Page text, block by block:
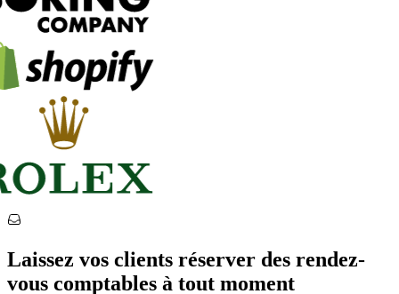
Laissez vos clients réserver des rendez-
vous comptables à tout moment